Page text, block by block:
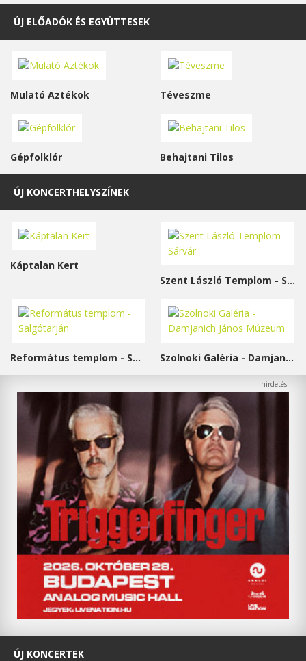
ÚJ ELŐADÓK ÉS EGYÜTTESEK
Mulató Aztékok Téveszme
Gépfolklór Behajtani Tilos
ÚJ KONCERTHELYSZÍNEK
Káptalan Kert
Szent László Templom - Sárvár
Református templom - Salgótarján Szolnoki Galéria - Damjanich János Múzeum
ÚJ KONCERTEK